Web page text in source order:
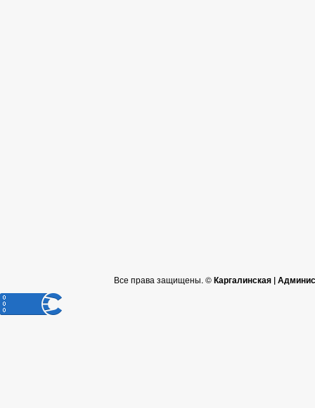
Все права защищены. ©Каргалинская |